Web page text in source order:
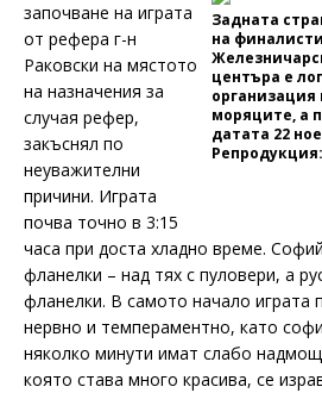
Задната
на
центъра е
моряците, а
датата 22
започване на играта
от рефера г-н
Раковски на мястото
на назначения за
случая рефер,
закъснял по
неуважителни
причини. Играта
почва точно в 3:15
часа при доста хладно време.
фланелки – над тях с пуловери, а
фланелки. В самото начало играта
нервно и темпераментно, като
няколко минути имат слабо
която става много красива, се